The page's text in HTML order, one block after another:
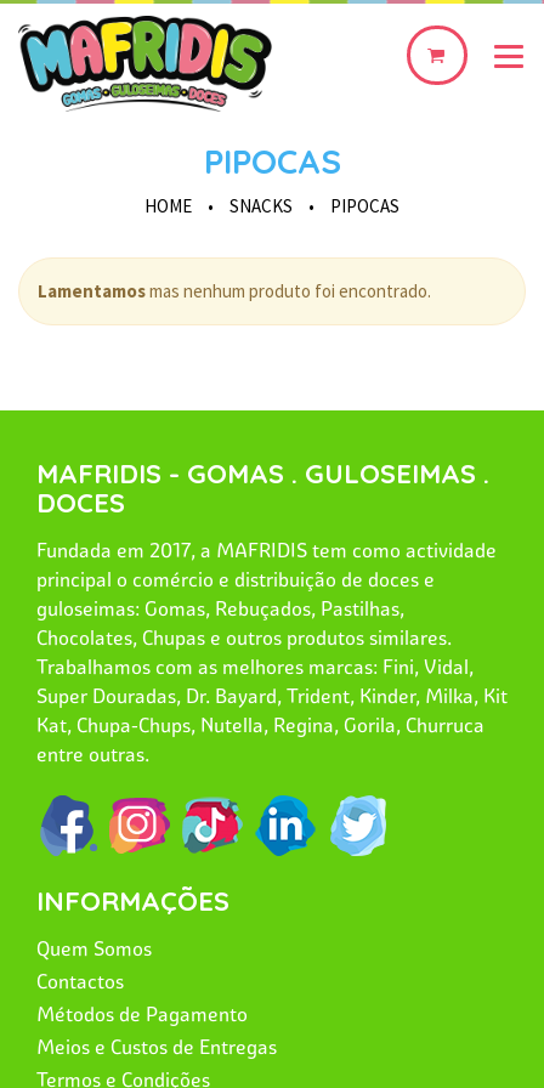
0
PIPOCAS
HOME • SNACKS • PIPOCAS
Lamentamosmas nenhum produto foi encontrado.
MAFRIDIS - GOMAS . GULOSEIMAS .
DOCES
Fundada em 2017, a MAFRIDIS tem como actividade
principal o comércio e distribuição de doces e
guloseimas: Gomas, Rebuçados, Pastilhas,
Chocolates, Chupas e outros produtos similares.
Trabalhamos com as melhores marcas: Fini, Vidal,
Super Douradas, Dr. Bayard, Trident, Kinder, Milka, Kit
Kat, Chupa-Chups, Nutella, Regina, Gorila, Churruca
entre outras.
INFORMAÇÕES
Quem Somos
Contactos
Métodos de Pagamento
Meios e Custos de Entregas
Termos e Condições